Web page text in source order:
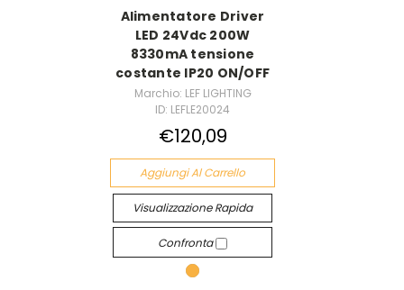
Alimentatore Driver
LED 24Vdc 200W
8330mA tensione
costante IP20 ON/OFF
Marchio: LEF LIGHTING
ID: LEFLE20024
€120,09
Aggiungi Al Carrello
Visualizzazione Rapida
Confronta